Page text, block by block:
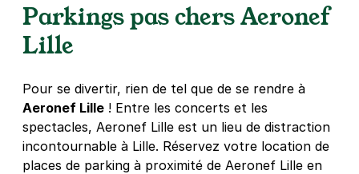
Lille - Caulier - Dumont d'Urville
Réserver
+ Abonnements disponibles
Parkings pas chers Aeronef
Lille
Pour se divertir, rien de tel que de se rendre à
Aeronef Lille ! Entre les concerts et les
spectacles, Aeronef Lille est un lieu de distraction
incontournable à Lille. Réservez votre location de
places de parking à proximité de Aeronef Lille en